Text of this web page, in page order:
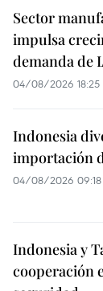
Sector
impulsa
demanda de
04/08/2026 18:25
Indonesia
importación
04/08/2026 09:18
Indonesia y
cooperación